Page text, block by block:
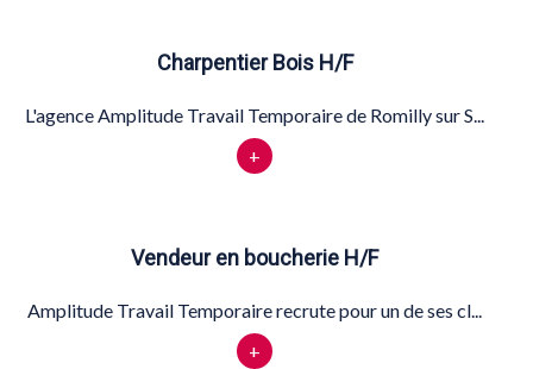
Charpentier Bois H/F
L'agence Amplitude Travail Temporaire de Romilly sur S...
+
Vendeur en boucherie H/F
Amplitude Travail Temporaire recrute pour un de ses cl...
+